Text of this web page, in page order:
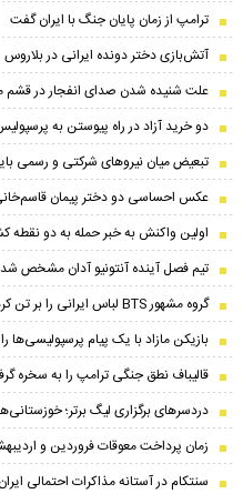
ترامپ از زمان پایان جنگ با ایران گفت
آتش‌بازی دختر دونده ایرانی در بلاروس
علت شنیده شدن صدای انفجار در
دو خرید آزاد در راه پیوستن به
تبعیض میان نیروهای شرکتی و رسمی
عکس احساسی دو دختر پیمان‌
اولین واکنش به خبر حمله به دو نقطه
تیم فصل آینده آنتونیو آدان مشخص شد
گروه مشهور BTS لباس ایرانی را بر تن کردند!
بازیکن مازاد با یک پیام پرسپولیسی‌ها
قالیباف نطق جنگی ترامپ را به سخره
دردسرهای برگزاری لیگ برتر؛
زمان پرداخت معوقات فروردین و
سنتکام در آستانه مذاکرات احتمالی